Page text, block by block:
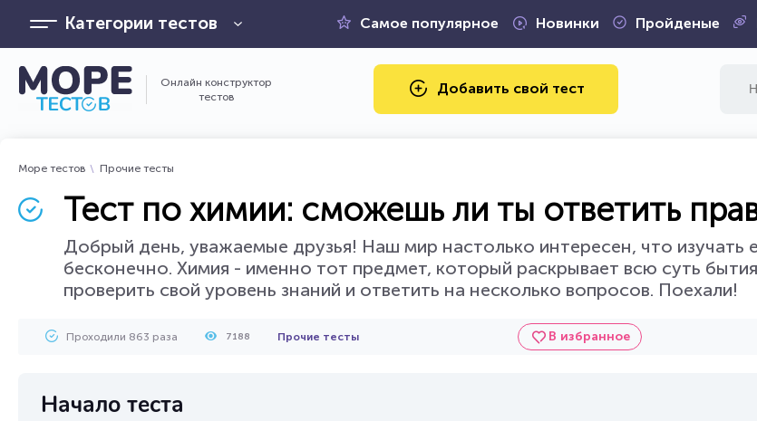
Категории тестов Самое популярное Новинки Пройденые
Онлайн конструктор
тестов
Добавить свой тест
Море тестов Прочие тесты
Тест по химии: сможешь ли ты ответить
Добрый день, уважаемые друзья! Наш мир настолько интересен, что изучать
бесконечно. Химия - именно тот предмет, который раскрывает всю суть
проверить свой уровень знаний и ответить на несколько вопросов. Поехали!
Проходили 863 раза 7188 Прочие тесты В избранное
Начало теста